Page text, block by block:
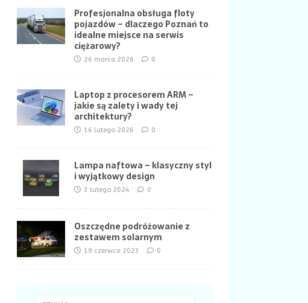
Profesjonalna obsługa floty
pojazdów – dlaczego Poznań to
idealne miejsce na serwis
ciężarowy?
26 marca 2026 0
Laptop z procesorem ARM –
jakie są zalety i wady tej
architektury?
16 lutego 2026 0
Lampa naftowa – klasyczny styl
i wyjątkowy design
3 lutego 2024 0
Oszczędne podróżowanie z
zestawem solarnym
19 czerwca 2023 0